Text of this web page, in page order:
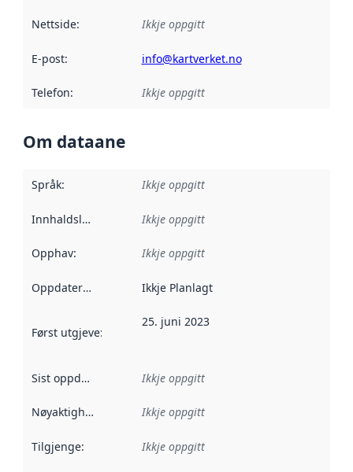
Nettside: Ikkje oppgitt
E-post: info@kartverket.no
Telefon: Ikkje oppgitt
Om dataane
Språk: Ikkje oppgitt
Innhaldsleverandørar :
Ikkje oppgitt
Opphav: Ikkje oppgitt
Oppdateringsfrekvens :
Ikkje Planlagt
Først utgjeve: Denne datoen seier når dataa i dette
25. juni 2023
Sist oppdatert Ikkje oppgitt
Nøyaktigheit Ikkje oppgitt
Tilgjenge: Ikkje oppgitt